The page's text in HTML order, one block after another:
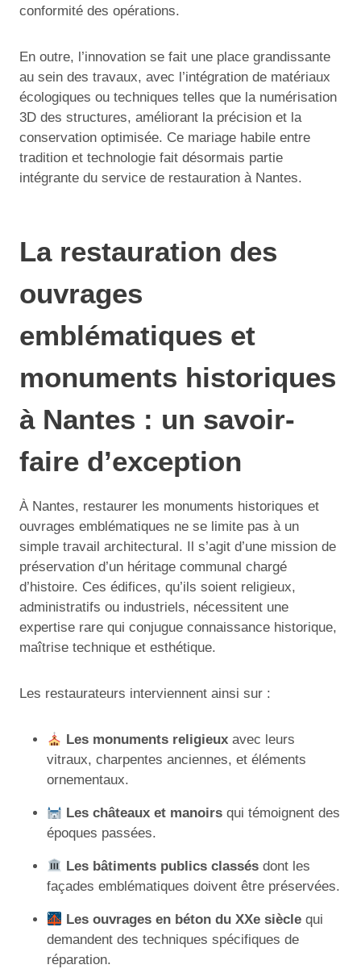
conformité des opérations.
En outre, l’innovation se fait une place grandissante
au sein des travaux, avec l’intégration de matériaux
écologiques ou techniques telles que la numérisation
3D des structures, améliorant la précision et la
conservation optimisée. Ce mariage habile entre
tradition et technologie fait désormais partie
intégrante du service de restauration à Nantes.
La restauration des
ouvrages
emblématiques et
monuments historiques
à Nantes : un savoir-
faire d’exception
À Nantes, restaurer les monuments historiques et
ouvrages emblématiques ne se limite pas à un
simple travail architectural. Il s’agit d’une mission de
préservation d’un héritage communal chargé
d’histoire. Ces édifices, qu’ils soient religieux,
administratifs ou industriels, nécessitent une
expertise rare qui conjugue connaissance historique,
maîtrise technique et esthétique.
Les restaurateurs interviennent ainsi sur :
Les monuments religieux avec leurs
vitraux, charpentes anciennes, et éléments
ornementaux.
Les châteaux et manoirs qui témoignent des
époques passées.
Les bâtiments publics classés dont les
façades emblématiques doivent être préservées.
Les ouvrages en béton du XXe siècle qui
demandent des techniques spécifiques de
réparation.